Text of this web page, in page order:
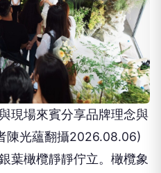
現場來賓分享品牌理念與
陳光蘊翻攝2026.08.06)
葉橄欖靜靜佇立。橄欖象